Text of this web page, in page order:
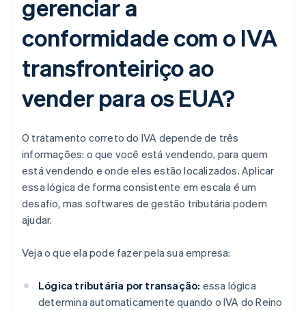
gerenciar a
conformidade com o IVA
transfronteiriço ao
vender para os EUA?
O tratamento correto do IVA depende de três
informações: o que você está vendendo, para quem
está vendendo e onde eles estão localizados. Aplicar
essa lógica de forma consistente em escala é um
desafio, mas softwares de gestão tributária podem
ajudar.
Veja o que ela pode fazer pela sua empresa:
Lógica tributária por transação: essa lógica
determina automaticamente quando o IVA do Reino